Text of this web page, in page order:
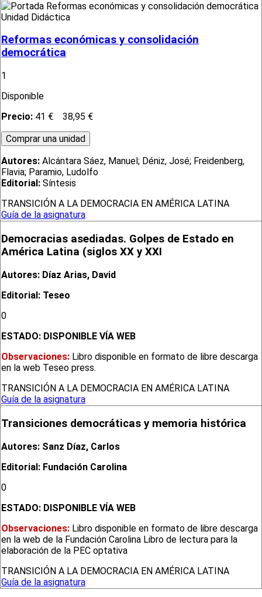
Unidad Didáctica
Reformas económicas y consolidación
democrática
1
Disponible
Precio: 41 € 38,95 €
Autores: Alcántara Sáez, Manuel; Déniz, José; Freidenberg,
Flavia; Paramio, Ludolfo
Editorial: Síntesis
TRANSICIÓN A LA DEMOCRACIA EN AMÉRICA LATINA
Guía de la asignatura
Democracias asediadas. Golpes de Estado en
América Latina (siglos XX y XXI
Autores: Díaz Arias, David
Editorial: Teseo
0
ESTADO: DISPONIBLE VÍA WEB
Observaciones: Libro disponible en formato de libre descarga
en la web Teseo press.
TRANSICIÓN A LA DEMOCRACIA EN AMÉRICA LATINA
Guía de la asignatura
Transiciones democráticas y memoria histórica
Autores: Sanz Díaz, Carlos
Editorial: Fundación Carolina
0
ESTADO: DISPONIBLE VÍA WEB
Observaciones: Libro disponible en formato de libre descarga
en la web de la Fundación Carolina Libro de lectura para la
elaboración de la PEC optativa
TRANSICIÓN A LA DEMOCRACIA EN AMÉRICA LATINA
Guía de la asignatura